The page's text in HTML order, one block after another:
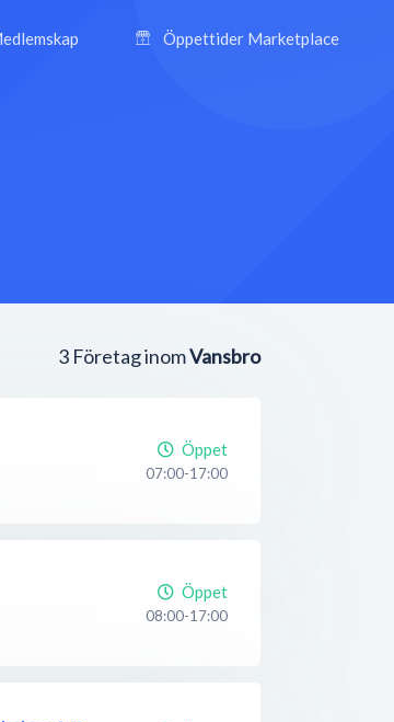
Öppettider Marketplace
3 Företag inomVansbro
Öppet
07:00-17:00
Öppet
08:00-17:00